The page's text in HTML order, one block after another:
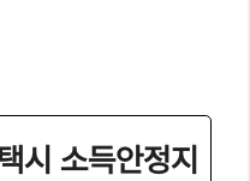
시 소득안정지